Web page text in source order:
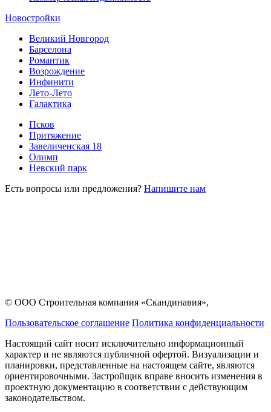
Новостройки
Великий Новгород
Барселона
Романтик
Возрождение
Инфинити
Лето-Лето
Галактика
Псков
Притяжение
Завеличенская 18
Олимп
Невский парк
Есть вопросы или предложения? Напишите нам
© ООО Строительная компания «Скандинавия»,
Пользовательское соглашение Политика конфиденциальности
Настоящий сайт носит исключительно информационный
характер и не являются публичной офертой. Визуализации и
планировки, представленные на настоящем сайте, являются
ориентировочными. Застройщик вправе вносить изменения в
проектную документацию в соответствии с действующим
законодательством.